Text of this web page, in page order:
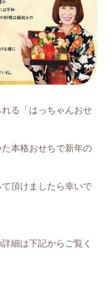
る「はっちゃんおせ
本格おせちで新年の
頂けましたら幸いで
細は下記からご覧く